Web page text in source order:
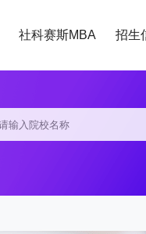
社科赛斯MBA 招生